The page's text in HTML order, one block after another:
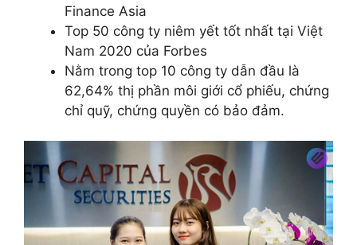
Finance Asia
Top 50 công ty niêm yết tốt nhất tại Việt
Nam 2020 của Forbes
Nằm trong top 10 công ty dẫn đầu là
62,64% thị phần môi giới cổ phiếu, chứng
chỉ quỹ, chứng quyền có bảo đảm.